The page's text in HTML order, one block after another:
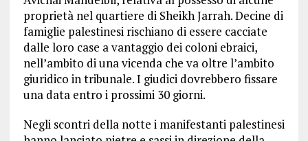
proprietà nel quartiere di Sheikh Jarrah. Decine di
famiglie palestinesi rischiano di essere cacciate
dalle loro case a vantaggio dei coloni ebraici,
nell’ambito di una vicenda che va oltre l’ambito
giuridico in tribunale. I giudici dovrebbero fissare
una data entro i prossimi 30 giorni.
Negli scontri della notte i manifestanti palestinesi